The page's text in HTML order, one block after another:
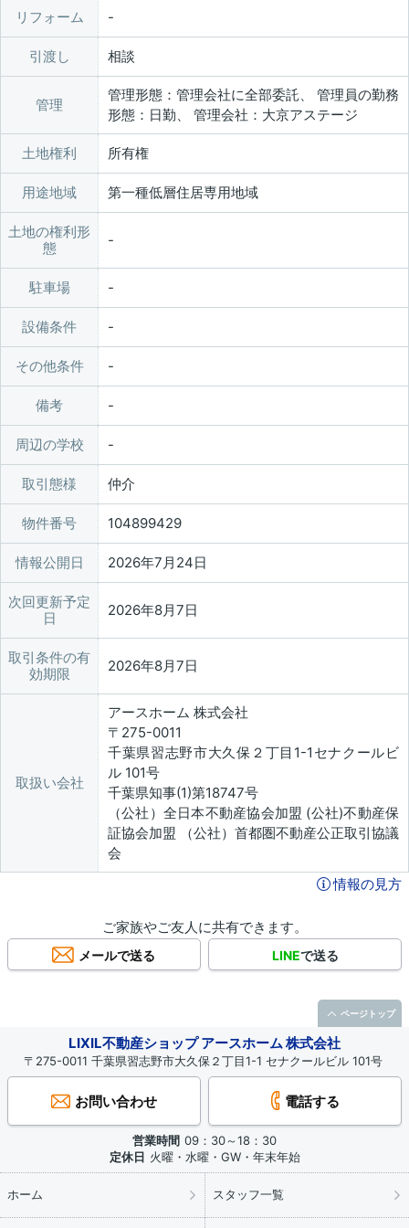
リフォーム
引渡し 相談
管理
管理形態：管理会社に全部委託、 管理員の勤務
形態：日勤、 管理会社：大京アステージ
土地権利 所有権
用途地域 第一種低層住居専用地域
土地の権利形
態
駐車場
設備条件
その他条件
備考
周辺の学校
取引態様 仲介
物件番号 104899429
情報公開日 2026年7月24日
次回更新予定
日
2026年8月7日
取引条件の有
効期限
2026年8月7日
取扱い会社
アースホーム 株式会社
〒275-0011
千葉県習志野市大久保２丁目1-1セナクールビ
ル 101号
千葉県知事(1)第18747号
（公社）全日本不動産協会加盟 (公社)不動産保
証協会加盟 （公社）首都圏不動産公正取引協議
会
情報の見方
ご家族やご友人に共有できます。
メールで送る LINEで送る
LIXIL不動産ショップ アースホーム 株式会社
〒275-0011 千葉県習志野市大久保２丁目1-1 セナクールビル 101号
お問い合わせ 電話する
営業時間 09：30～18：30
定休日 火曜・水曜・GW・年末年始
ホーム スタッフ一覧
ページトップ